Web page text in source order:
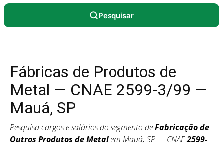
Pesquisar
Fábricas de Produtos de
Metal — CNAE 2599-3/99 —
Mauá, SP
Pesquisa cargos e salários do segmento deFabricação de
Outros Produtos de Metalem Mauá, SP — CNAE2599-